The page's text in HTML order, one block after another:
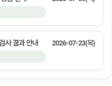
사 결과 안내 2026-07-23(목)